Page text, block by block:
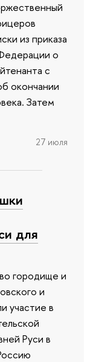
из приказа
о
с
окончании
Затем
27 июля
для
городище и
и
участие в
Руси в